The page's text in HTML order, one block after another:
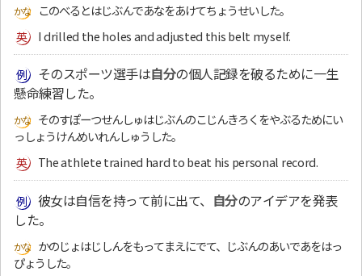
このべるとはじぶんであなをあけてちょうせいした。
I drilled the holes and adjusted this belt myself.
そのスポーツ選手は自分の個人記録を破るために一生
懸命練習した。
そのすぽーつせんしゅはじぶんのこじんきろくをやぶるためにい
っしょうけんめいれんしゅうした。
The athlete trained hard to beat his personal record.
彼女は自信を持って前に出て、 自分のアイデアを発表
した。
かのじょはじしんをもってまえにでて、じぶんのあいであをはっ
ぴょうした。